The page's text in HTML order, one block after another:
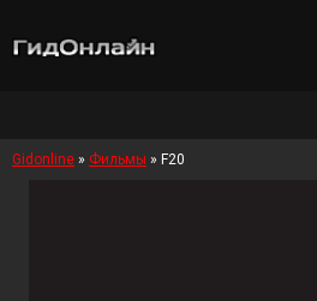
Gidonline » Фильмы » F20